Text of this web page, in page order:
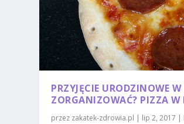
PRZYJĘCIE URODZINOWE
ZORGANIZOWAĆ? PIZZA W
przez zakatek-zdrowia.pl | lip 2, 2017 |